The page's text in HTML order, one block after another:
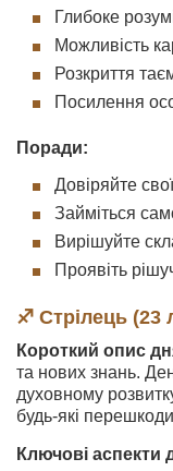
Глибоке
Можливість
Розкриття
Посилення
Поради:
Довіряйте
Займіться
Вирішуйте
Проявіть
♐ Стрілець (23
Короткий опис
та нових знань.
духовному
будь-які
Ключові аспекти